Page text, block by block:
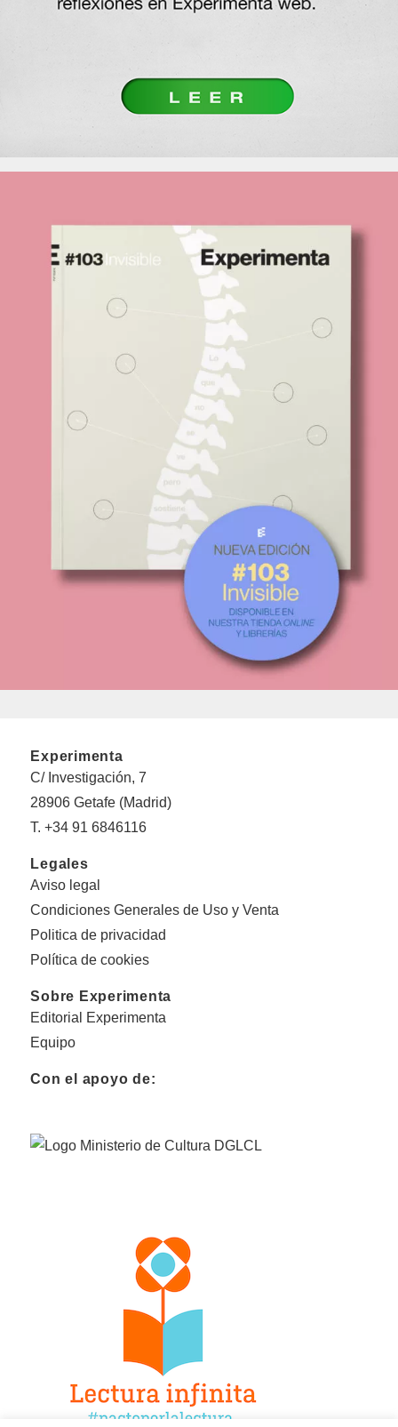
Experimenta
C/ Investigación, 7
28906 Getafe (Madrid)
T. +34 91 6846116
Legales
Aviso legal
Condiciones Generales de Uso y Venta
Politica de privacidad
Política de cookies
Sobre Experimenta
Editorial Experimenta
Equipo
Con el apoyo de: